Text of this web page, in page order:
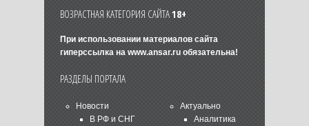
ВОЗРАСТНАЯ КАТЕГОРИЯ САЙТА18+
При использовании материалов сайта
гиперссылка на www.ansar.ruобязательна!
РАЗДЕЛЫ ПОРТАЛА
Новости
В РФ и СНГ
Актуально
Аналитика